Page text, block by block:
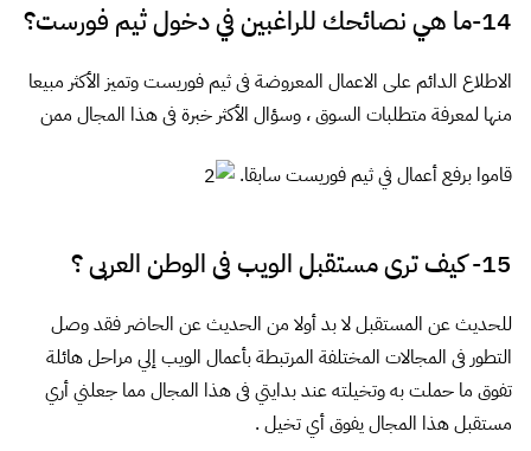
14-ما هي نصائحك للراغبين في دخول ثيم فورست؟
الاطلاع الدائم على الاعمال المعروضة فى ثيم فوريست وتميز الأكثر مبيعا
منها لمعرفة متطلبات السوق ، وسؤال الأكثر خبرة فى هذا المجال ممن
قاموا برفع أعمال في ثيم فوريست سابقا.
15- كيف ترى مستقبل الويب فى الوطن العربى ؟‎
للحديث عن المستقبل لا بد أولا من الحديث عن الحاضر فقد وصل
التطور فى المجالات المختلفة المرتبطة بأعمال الويب إلي مراحل هائلة
تفوق ما حملت به وتخيلته عند بدايتي فى هذا المجال مما جعلني أري
مستقبل هذا المجال يفوق أي تخيل .